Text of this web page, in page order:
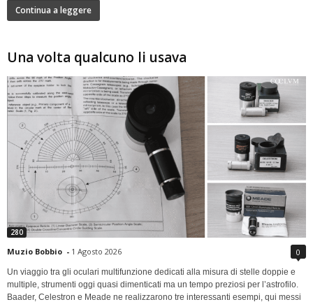
Continua a leggere
Una volta qualcuno li usava
280
Muzio Bobbio - 1 Agosto 2026 0
Un viaggio tra gli oculari multifunzione dedicati alla misura di stelle doppie e
multiple, strumenti oggi quasi dimenticati ma un tempo preziosi per l’astrofilo.
Baader, Celestron e Meade ne realizzarono tre interessanti esempi, qui messi